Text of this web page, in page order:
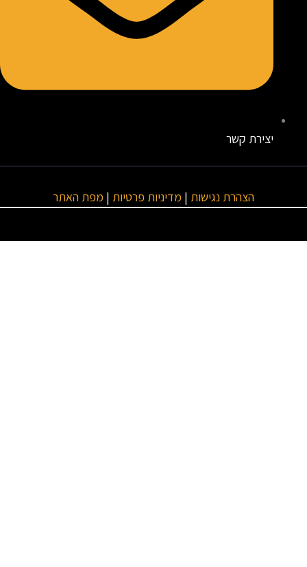
יצירת קשר
הצהרת נגישות| מדיניות פרטיות| מפת האתר